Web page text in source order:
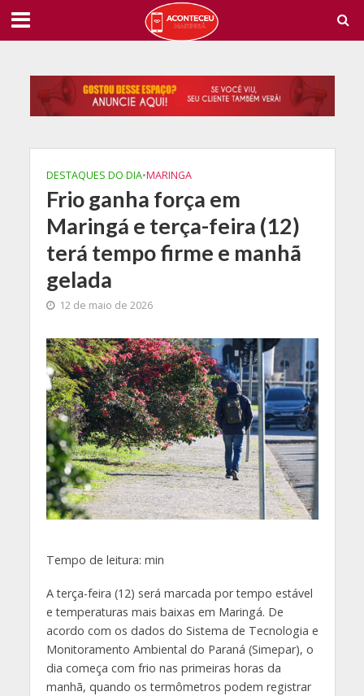
DESTAQUES DO DIA•MARINGA
Frio ganha força em
Maringá e terça-feira (12)
terá tempo firme e manhã
gelada
12 de maio de 2026
Tempo de leitura: min
A terça-feira (12) será marcada por tempo estável
e temperaturas mais baixas em Maringá. De
acordo com os dados do Sistema de Tecnologia e
Monitoramento Ambiental do Paraná (Simepar), o
dia começa com frio nas primeiras horas da
manhã, quando os termômetros podem registrar